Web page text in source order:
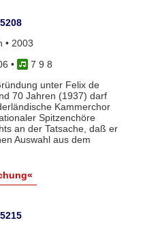
• 2003
•
7 9 8
unter Felix de
70 Jahren (1937) darf
Kammerchor
Spitzenchöre
an der Tatsache, daß er
Auswahl aus dem